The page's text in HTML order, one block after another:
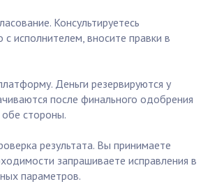
Консультируетесь
с исполнителем, вносите правки в
Деньги резервируются у
после финального одобрения
стороны.
результата. Вы принимаете
запрашиваете исправления в
параметров.